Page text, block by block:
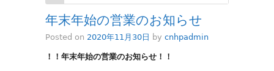
年末年始の営業のお知らせ
Posted on 2020年11月30日 by cnhpadmin
！！年末年始の営業のお知らせ！！